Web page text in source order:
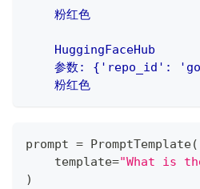
    粉红色
    HuggingFaceHub
参数: {'repo_id':
    粉红色
prompt = PromptTemplate(
    template
="What is
)